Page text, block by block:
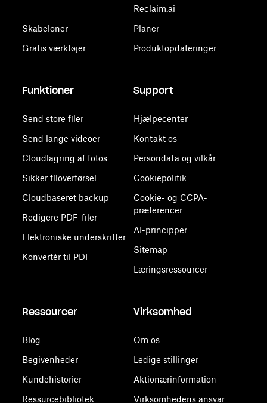
Skabeloner
Gratis værktøjer
Reclaim.ai
Planer
Produktopdateringer
Funktioner
Send store filer
Send lange videoer
Cloudlagring af fotos
Sikker filoverførsel
Cloudbaseret backup
Redigere PDF-filer
Elektroniske underskrifter
Konvertér til PDF
Support
Hjælpecenter
Kontakt os
Persondata og vilkår
Cookiepolitik
Cookie- og CCPA-
præferencer
AI-principper
Sitemap
Læringsressourcer
Ressourcer
Blog
Begivenheder
Kundehistorier
Ressurcebibliotek
Virksomhed
Om os
Ledige stillinger
Aktionærinformation
Virksomhedens ansvar